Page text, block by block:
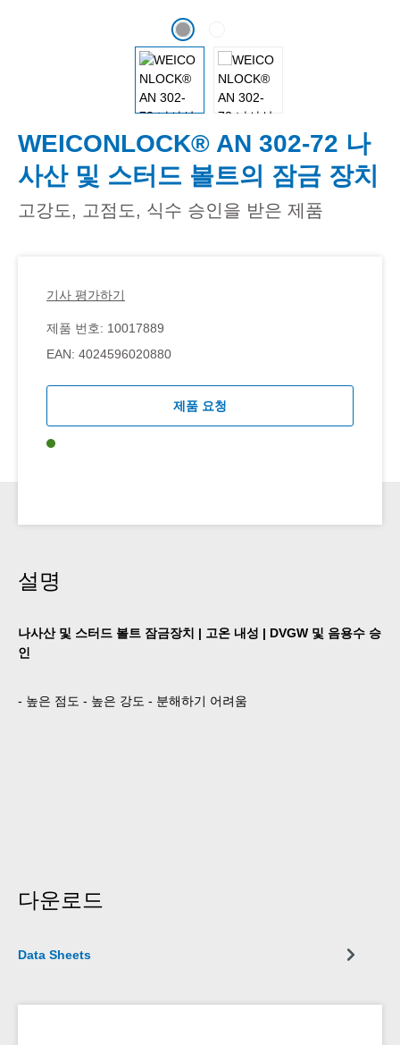
WEICONLOCK® AN 302-72 나
사산 및 스터드 볼트의 잠금 장치
고강도, 고점도, 식수 승인을 받은 제품
기사 평가하기
제품 번호: 10017889
EAN: 4024596020880
제품 요청
설명
나사산 및 스터드 볼트 잠금장치 | 고온 내성 | DVGW 및 음용수 승
인
- 높은 점도 - 높은 강도 - 분해하기 어려움
다운로드
Data Sheets